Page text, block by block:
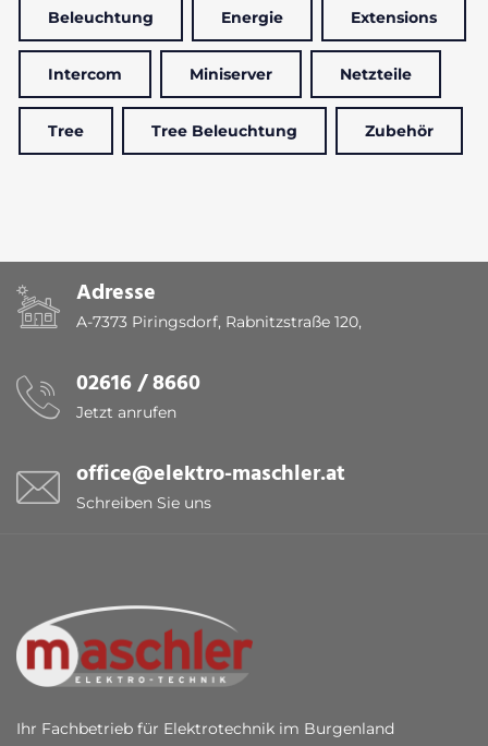
Beleuchtung Energie Extensions
Intercom Miniserver Netzteile
Tree Tree Beleuchtung Zubehör
Adresse
A-7373 Piringsdorf, Rabnitzstraße 120,
02616 / 8660
Jetzt anrufen
office@elektro-maschler.at
Schreiben Sie uns
Ihr Fachbetrieb für Elektrotechnik im Burgenland